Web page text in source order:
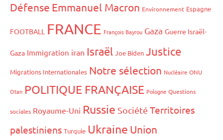
Défense Emmanuel Macron Environnement Espagne
FOOTBALL FRANCE François Bayrou Gaza Guerre Israël-
Gaza Immigration iran Israël Joe Biden Justice
Migrations Internationales Notre sélection Nucléaire ONU
Otan POLITIQUE FRANÇAISE Pologne Questions
sociales Royaume-Uni Russie Société Territoires
palestiniens Turquie Ukraine Union